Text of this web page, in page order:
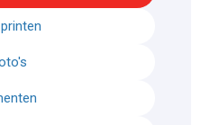
printen